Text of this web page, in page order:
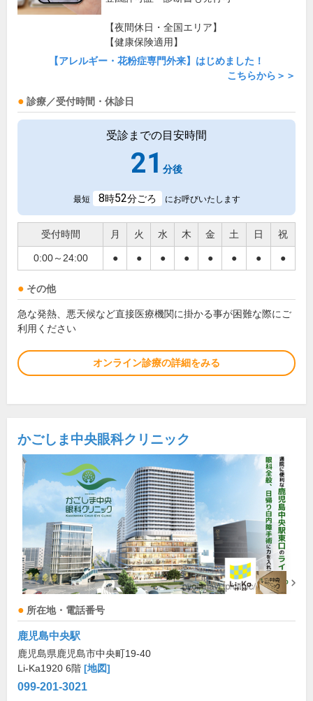
【夜間休日・全国エリア】
【健康保険適用】
【アレルギー・花粉症専門外来】はじめました！
こちらから＞＞
診療／受付時間・休診日
受診までの目安時間
21 分後
最短 8時52分ごろ にお呼びいたします
受付時間 月 火 水 木 金 土 日 祝
0:00～24:00 ● ● ● ● ● ● ● ●
その他
急な発熱、悪天候など直接医療機関に掛かる事が困難な際にご
利用ください
オンライン診療の詳細をみる
かごしま中央眼科クリニック
所在地・電話番号
鹿児島中央駅
鹿児島県鹿児島市中央町19-40
Li-Ka1920 6階 [地図]
099-201-3021